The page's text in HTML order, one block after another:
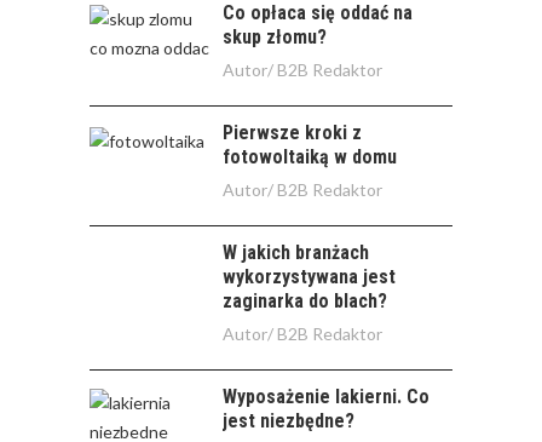
Co opłaca się oddać na
skup złomu?
Autor/ B2B Redaktor
Pierwsze kroki z
fotowoltaiką w domu
Autor/ B2B Redaktor
W jakich branżach
wykorzystywana jest
zaginarka do blach?
Autor/ B2B Redaktor
Wyposażenie lakierni. Co
jest niezbędne?